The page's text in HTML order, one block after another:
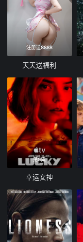
注册送8888
天天送福利
第5集
幸运女神